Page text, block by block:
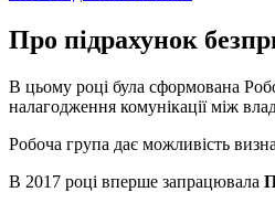
Про підрахунок
В цьому році була сформована
налагодження комунікації між
Робоча група дає можливість
В 2017 році вперше запрацювала